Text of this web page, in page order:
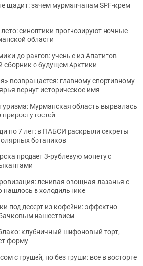
щадит: зачем мурманчанам SPF-крем
синоптики прогнозируют ночные
области
до рангов: ученые из Апатитов
сборник о будущем Арктики
возвращается: главному спортивному
вернут историческое имя
Мурманская область вырвалась
гостей
по 7 лет: в ПАБСИ раскрыли секреты
ботаников
продает 3-рублевую монету с
ленивая овощная лазанья с
нашлось в холодильнике
под десерт из кофейни: эффектно
нашествием
клубничный шифоновый торт,
форму
с грушей, но без груши: все в восторге